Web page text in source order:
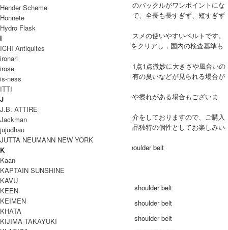
アンティークな雰囲気のシルバーとゴールドのバックルがワンポイントにな
ったシンプルなデザインは幅はミディアム幅で、全長も長すぎず、短すぎず
で、男女問わず使いやすい1本です。
使う人を選ばないので、プレゼントにもオススメの使いやすいベルトです。
※こちらの商品はHender Schemeの品質基準をクリアし，国内の検査基準も
満たした商品でございます。
革本来の独特な風合いを活かしているため、1点1点微妙に大きさや風合いの
異なり、色ムラや血筋、生前の傷、革製品特有の臭いなどが見られる場合が
ございます。
また製造時にやむをえず発生する細かなキズや擦れがある場合もございま
す。
上記につきましては良品との理解の上、ご紹介をしておりますので、ご購入
の際は、予めご了承をいただきまして、革製品独特の個性としてお楽しみい
ただけますと幸いです。
Hender Scheme(エンダースキーマ) shrink shoulder belt
COODINATE
Hender Scheme
Honnete
Hydro Flask
I
ICHI Antiquites
ironari
irose
is-ness
ITTI
J
J.B. ATTIRE
Jackman
jujudhau
JUTTA NEUMANN NEW YORK
K
Kaan
KAPTAIN SUNSHINE
KAVU
KEEN
KEIMEN
KHATA
KIJIMA TAKAYUKI